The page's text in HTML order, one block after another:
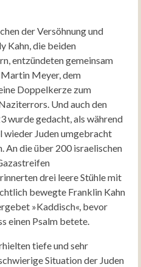
der Versöhnung und
Kahn, die beiden
entzündeten gemeinsam
Meyer, dem
Doppelkerze zum
Und auch den
wurde gedacht, als während
Juden umgebracht
An die über 200 israelischen
drei leere Stühle mit
bewegte Franklin Kahn
»Kaddisch«, bevor
einen Psalm betete.
tiefe und sehr
Situation der Juden